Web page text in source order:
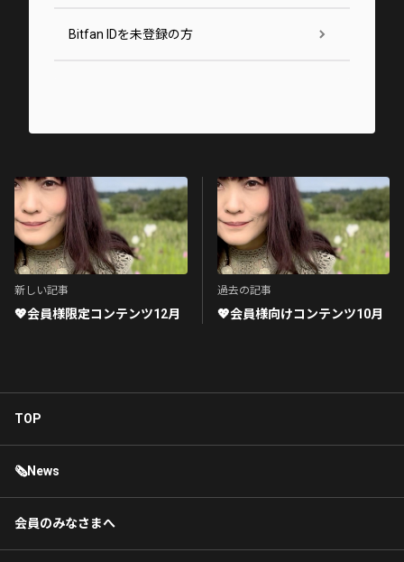
Bitfan IDを未登録の方
新しい記事
💖会員様限定コンテンツ12月
過去の記事
💖会員様向けコンテンツ10月
TOP
🗞News
会員のみなさまへ